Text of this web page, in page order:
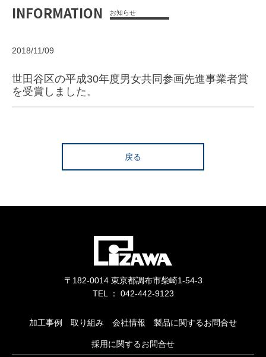
INFORMATION お知らせ
2018/11/09
世田谷区の平成30年度男女共同参画先進事業者賞
を受賞しました。
戻る
〒182-0014 東京都調布市柴崎1-54-3
TEL ： 042-442-9123
加工事例 取り組み 会社情報 製品に関するお問合せ
採用に関するお問合せ